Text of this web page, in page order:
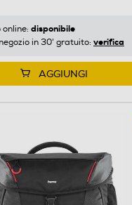
disponibile
in 30' gratuito: verifica
AGGIUNGI